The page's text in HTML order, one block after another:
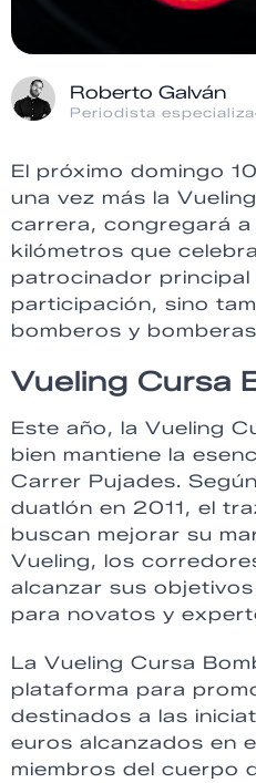
Roberto Galván
Periodista
El próximo domingo
una vez más la
carrera, congregará
kilómetros que
patrocinador
participación, sino
bomberos y
Vueling Cursa
Este año, la Vueling
bien mantiene la
Carrer Pujades.
duatlón en 2011, el
buscan mejorar su
Vueling, los
alcanzar sus
para novatos y
La Vueling Cursa
plataforma para
destinados a las
euros alcanzados en
miembros del cuerpo